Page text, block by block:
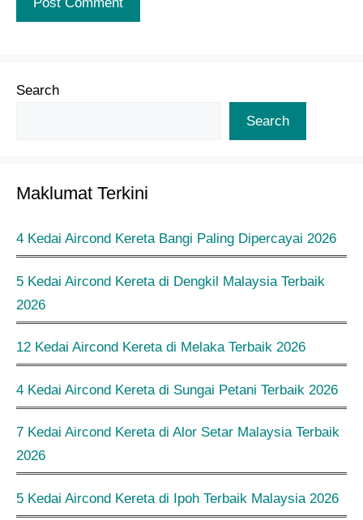
Search
Search
Maklumat Terkini
4 Kedai Aircond Kereta Bangi Paling Dipercayai 2026
5 Kedai Aircond Kereta di Dengkil Malaysia Terbaik
2026
12 Kedai Aircond Kereta di Melaka Terbaik 2026
4 Kedai Aircond Kereta di Sungai Petani Terbaik 2026
7 Kedai Aircond Kereta di Alor Setar Malaysia Terbaik
2026
5 Kedai Aircond Kereta di Ipoh Terbaik Malaysia 2026